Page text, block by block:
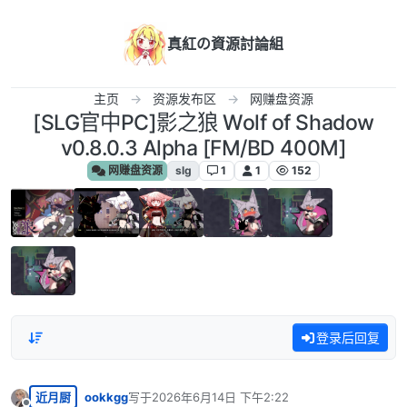
真紅の資源討論組
主页 资源发布区 网赚盘资源
[SLG官中PC]影之狼 Wolf of Shadow
v0.8.0.3 Alpha [FM/BD 400M]
网赚盘资源 slg 1 1 152
登录后回复
近月厨 ookkgg写于2026年6月14日 下午2:22